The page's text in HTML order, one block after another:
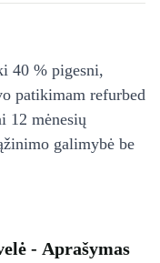
40 % pigesni,
patikimam refurbed
12 mėnesių
galimybė be
- Aprašymas